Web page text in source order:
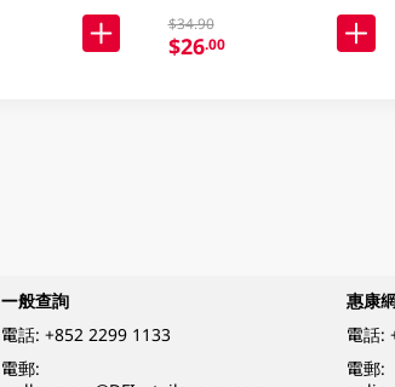
$34.90
$26.00
一般查詢
電話: +852 2299 1133
電郵:
惠康
電話:
電郵: